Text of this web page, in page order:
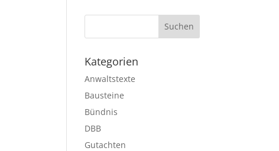
Kategorien
Anwaltstexte
Bausteine
Bündnis
DBB
Gutachten